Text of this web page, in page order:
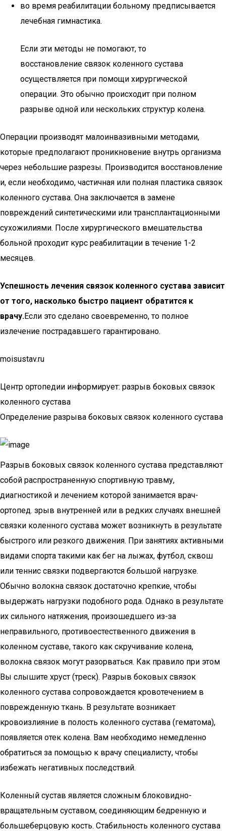
во время реабилитации больному предписывается
лечебная гимнастика.
Если эти методы не помогают, то
восстановление связок коленного сустава
осуществляется при помощи хирургической
операции. Это обычно происходит при полном
разрыве одной или нескольких структур колена.
Операции производят малоинвазивными методами,
которые предполагают проникновение внутрь организма
через небольшие разрезы. Производится восстановление
и, если необходимо, частичная или полная пластика связок
коленного сустава. Она заключается в замене
повреждений синтетическими или трансплантационными
сухожилиями. После хирургического вмешательства
больной проходит курс реабилитации в течение 1-2
месяцев.
Успешность лечения связок коленного сустава зависит
от того, насколько быстро пациент обратится к
врачу.Если это сделано своевременно, то полное
излечение пострадавшего гарантировано.
moisustav.ru
Центр ортопедии информирует: разрыв боковых связок
коленного сустава
Определение разрыва боковых связок коленного сустава
Разрыв боковых связок коленного сустава представляют
собой распространенную спортивную травму,
диагностикой и лечением которой занимается врач-
ортопед. зрыв внутренней или в редких случаях внешней
связки коленного сустава может возникнуть в результате
быстрого или резкого движения. При занятиях активными
видами спорта такими как бег на лыжах, футбол, сквош
или теннис связки подвергаются большой нагрузке.
Обычно волокна связок достаточно крепкие, чтобы
выдержать нагрузки подобного рода. Однако в результате
их сильного натяжения, произошедшего из-за
неправильного, противоестественного движения в
коленном суставе, такого как скручивание колена,
волокна связок могут разорваться. Как правило при этом
Вы слышите хруст (треск). Разрыв боковых связок
коленного сустава сопровождается кровотечением в
поврежденную ткань. В результате возникает
кровоизлияние в полость коленного сустава (гематома),
появляется отек колена. Вам необходимо немедленно
обратиться за помощью к врачу специалисту, чтобы
избежать негативных последствий.
Коленный сустав является сложным блоковидно-
вращательным суставом, соединяющим бедренную и
большеберцовую кость. Стабильность коленного сустава